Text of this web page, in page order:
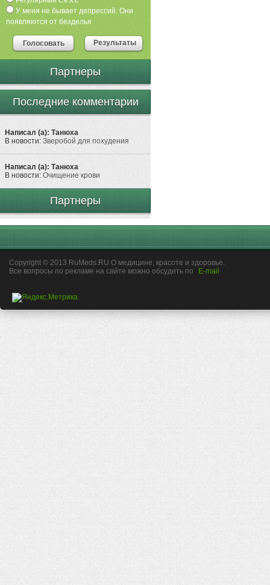
У меня не бывает депрессий. Они
появляются от безделья
Голосовать Результаты
Партнеры
Последние комментарии
Написал (а): Танюха
В новости: Зверобой для похудения
Написал (а): Танюха
В новости: Очищение крови
Партнеры
Copyright © 2013 RuMeds.RU О медицине, красоте и здоровье.
Все вопросы по рекламе на сайте можно обсудить по
E-mail